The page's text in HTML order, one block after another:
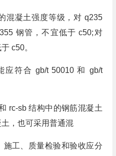
混凝土强度等级，对 q235
钢管，不宜低于 c50;对
c50。
应符合 gb/t 50010 和 gb/t
rc-sb 结构中的钢筋混凝土
，也可采用普通混
施工、质量检验和验收应分